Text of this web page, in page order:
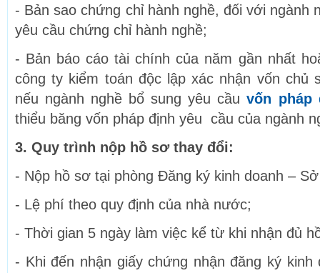
- Bản sao chứng chỉ hành nghề, đối với ngành
yêu cầu chứng chỉ hành nghề;
- Bản báo cáo tài chính của năm gần nhất
công ty kiểm toán độc lập xác nhận vốn chủ
nếu ngành nghề bổ sung yêu cầuvốn pháp
thiểu băng vốn pháp định yêu cầu của ngành
3. Quy trình nộp hồ sơ thay đổi:
- Nộp hồ sơ tại phòng Đăng ký kinh doanh –
- Lệ phí theo quy định của nhà nước;
- Thời gian 5 ngày làm việc kể từ khi nhận đủ
- Khi đến nhận giấy chứng nhận đăng ký